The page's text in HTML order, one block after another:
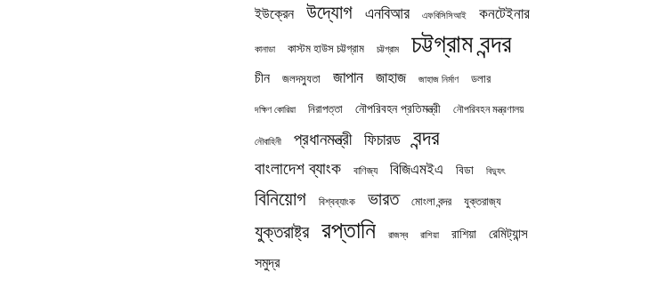
ইউক্রেন উদ্যোগ এনবিআর এফবিসিসিআই কনটেইনার
কানাডা কাস্টম হাউস চট্টগ্রাম চট্টগ্রাম চট্টগ্রাম বন্দর
চীন জলদস্যুতা জাপান জাহাজ জাহাজ নির্মাণ ডলার
দক্ষিণ কোরিয়া নিরাপত্তা নৌপরিবহন প্রতিমন্ত্রী নৌপরিবহন মন্ত্রণালয়
নৌবাহিনী প্রধানমন্ত্রী ফিচারড বন্দর
বাংলাদেশ ব্যাংক বাণিজ্য বিজিএমইএ বিডা বিদ্যুৎ
বিনিয়োগ বিশ্বব্যাংক ভারত মোংলা বন্দর যুক্তরাজ্য
যুক্তরাষ্ট্র রপ্তানি রাজস্ব রাশিয়া রাশিয়া রেমিট্যান্স
সমুদ্র